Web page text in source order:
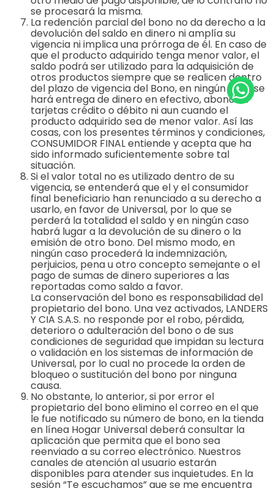
se procesará la misma.
La redención parcial del bono no da derecho a la
devolución del saldo en dinero ni amplía su
vigencia ni implica una prórroga de él. En caso de
que el producto adquirido tenga menor valor, el
saldo podrá ser utilizado para la adquisición de
otros productos siempre que se realicen dentro
del plazo de vigencia del Bono, en ningún caso se
hará entrega de dinero en efectivo, abonos a
tarjetas crédito o débito ni aun cuando el
producto adquirido sea de menor valor. Así las
cosas, con los presentes términos y condiciones,
CONSUMIDOR FINAL entiende y acepta que ha
sido informado suficientemente sobre tal
situación.
Si el valor total no es utilizado dentro de su
vigencia, se entenderá que el y el consumidor
final beneficiario han renunciado a su derecho a
usarlo, en favor de Universal, por lo que se
perderá la totalidad el saldo y en ningún caso
habrá lugar a la devolución de su dinero o la
emisión de otro bono. Del mismo modo, en
ningún caso procederá la indemnización,
perjuicios, pena u otro concepto semejante o el
pago de sumas de dinero superiores a las
reportadas como saldo a favor.
La conservación del bono es responsabilidad del
propietario del bono. Una vez activados, LANDERS
Y CIA S.A.S. no responde por el robo, pérdida,
deterioro o adulteración del bono o de sus
condiciones de seguridad que impidan su lectura
o validación en los sistemas de información de
Universal, por lo cual no procede la orden de
bloqueo o sustitución del bono por ninguna
causa.
No obstante, lo anterior, si por error el
propietario del bono elimino el correo en el que
le fue notificado su número de bono, en la tienda
en línea Hogar Universal deberá consultar la
aplicación que permita que el bono sea
reenviado a su correo electrónico. Nuestros
canales de atención al usuario estarán
disponibles para atender sus inquietudes. En la
sesión “Te escuchamos” que se me encuentra